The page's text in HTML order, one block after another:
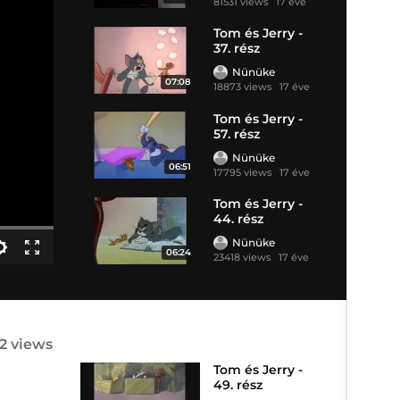
07:08
Tom és Jerry -
37. rész
Nünüke
18873 views 17 éve
06:51
Tom és Jerry -
57. rész
Nünüke
17795 views 17 éve
06:24
Tom és Jerry -
44. rész
Nünüke
23418 views 17 éve
views
Tom és Jerry -
49. rész